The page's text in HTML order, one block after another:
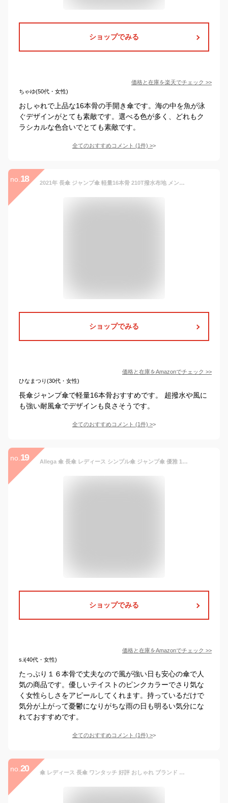
ショップでみる
価格と在庫を楽天でチェック >>
ちゃゆ(50代・女性)
おしゃれで上品な16本骨の手開き傘です。海の中を魚が泳
ぐデザインがとても素敵です。選べる色が多く、どれもク
ラシカルな色合いでとても素敵です。
全てのおすすめコメント (1件) >
no. 18 2021年 長傘 ジャンプ傘 軽量16本骨 210T撥水布地 メンズ レディース 丈夫 グラス繊維中棒 頑丈 大型 台風対応 梅雨対策 超撥水 風にも強い 耐風傘 梅雨 父の日 (ブルー)
ショップでみる
価格と在庫をAmazonでチェック >>
ひなまつり(30代・女性)
長傘ジャンプ傘で軽量16本骨おすすめです。 超撥水や風に
も強い耐風傘でデザインも良さそうです。
全てのおすすめコメント (1件) >
no. 19 Allega 傘 長傘 レディース シンプル傘 ジャンプ傘 優雅 16本骨 おしゃれ 丈夫 撥水 耐風 晴雨兼用傘 大きな傘 モランディ・フレッシュピンク
ショップでみる
価格と在庫をAmazonでチェック >>
s.i(40代・女性)
たっぷり１６本骨で丈夫なので風が強い日も安心の傘で人
気の商品です。優しいテイストのピンクカラーでさり気な
く女性らしさをアピールしてくれます。持っているだけで
気分が上がって憂鬱になりがちな雨の日も明るい気分にな
れておすすめです。
全てのおすすめコメント (1件) >
no. 20 傘 レディース 長傘 ワンタッチ 好評 おしゃれ ブランド 丈夫 ジャンプ傘 58cm 軽量 母の日 ギフト UVカット 紫外線防止 プレゼント ホワイトデーお返し 16本骨 16本骨 日傘 雨傘 婦人傘 ウィメンズ ベーシックジャンプ